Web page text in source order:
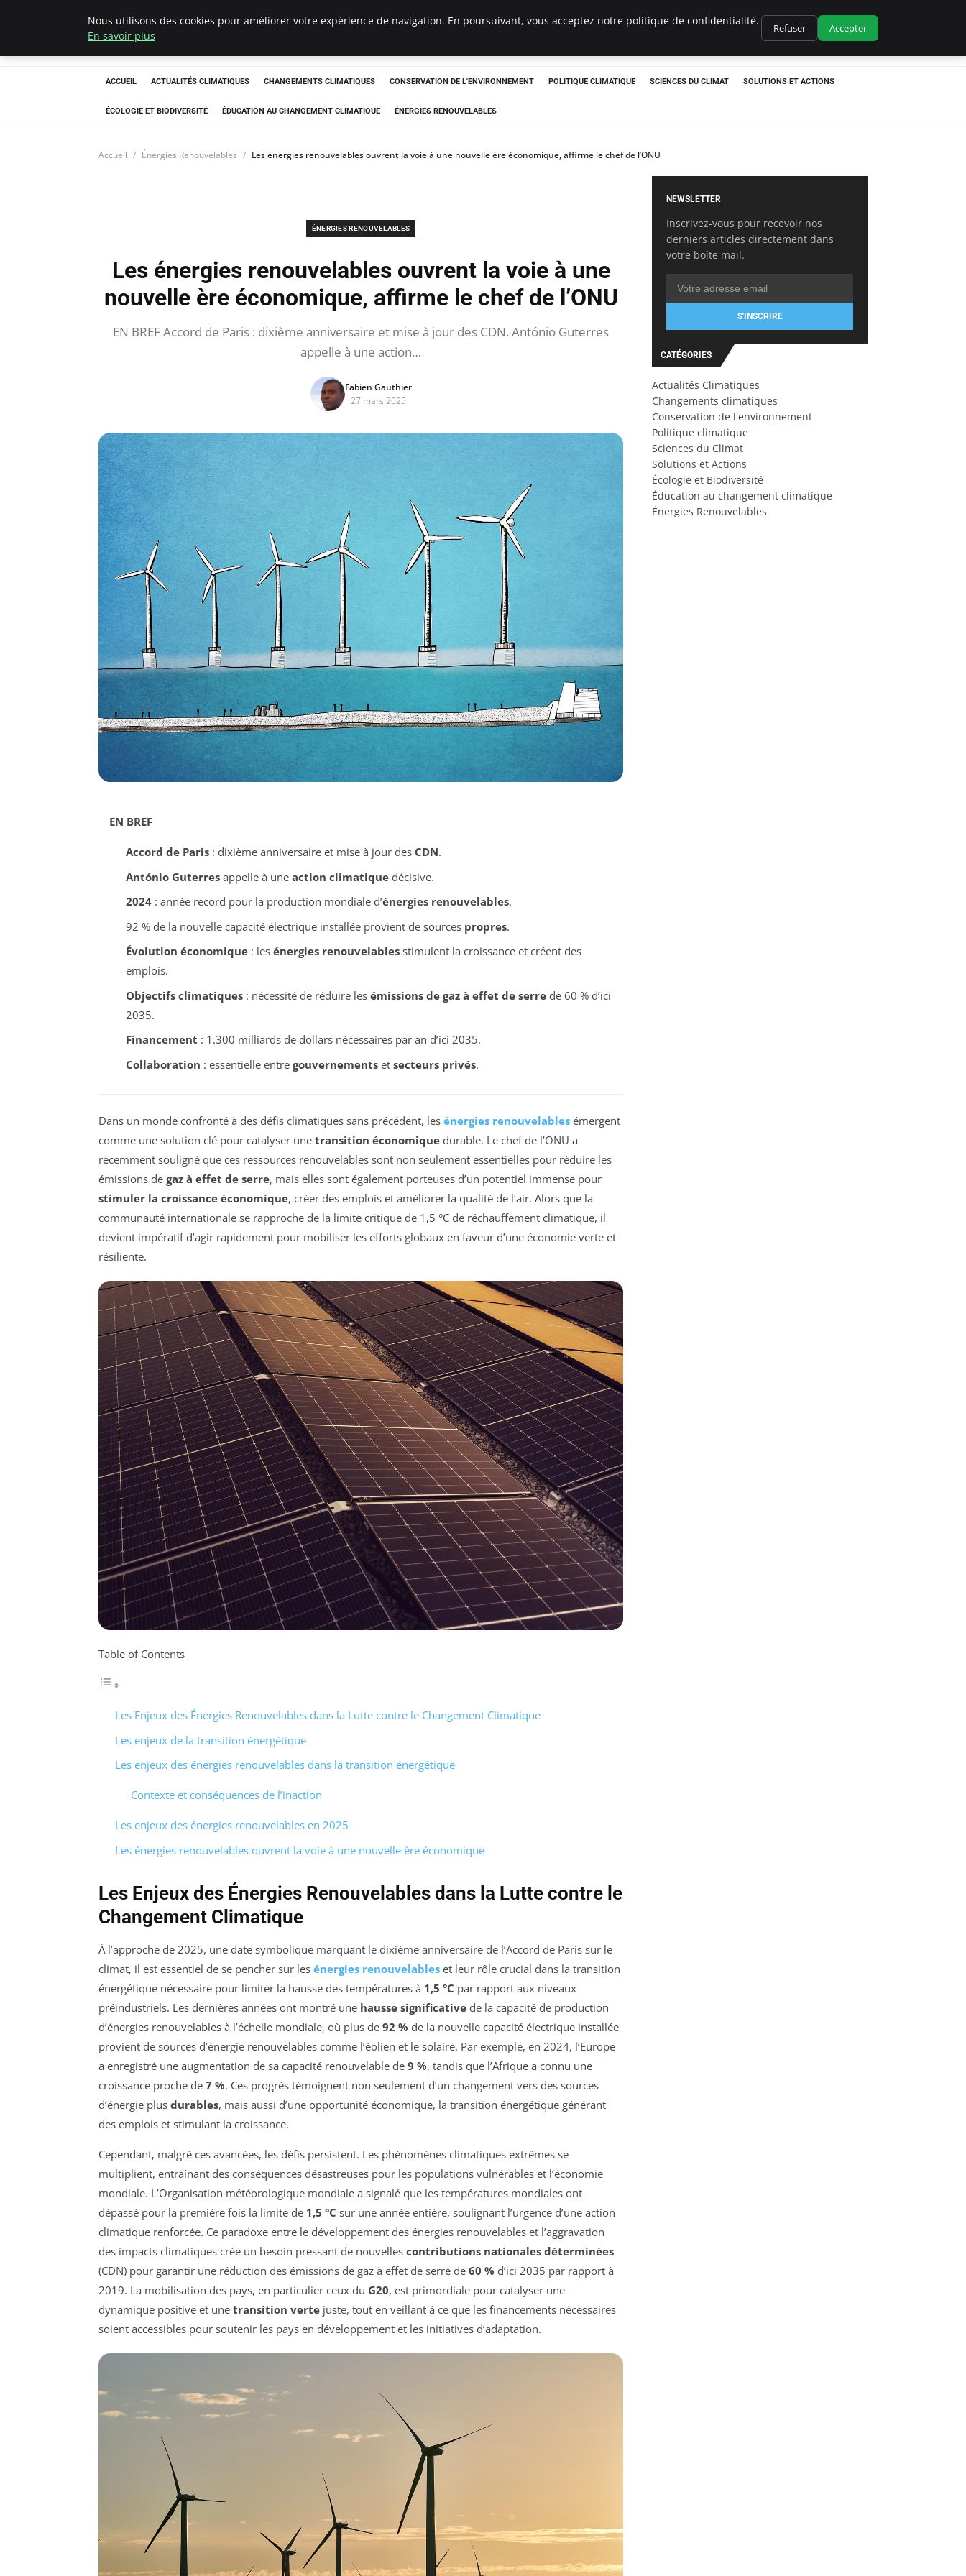
Climatedebtagents
ACCUEIL ACTUALITÉS CLIMATIQUES CHANGEMENTS CLIMATIQUES CONSERVATION DE L'ENVIRONNEMENT POLITIQUE CLIMATIQUE SCIENCES DU CLIMAT SOLUTIONS ET ACTIONS
ÉCOLOGIE ET BIODIVERSITÉ ÉDUCATION AU CHANGEMENT CLIMATIQUE ÉNERGIES RENOUVELABLES
Accueil Énergies Renouvelables Les énergies renouvelables ouvrent la voie à une nouvelle ère économique, affirme le chef de l’ONU
ÉNERGIES RENOUVELABLES
Les énergies renouvelables ouvrent la voie à une
nouvelle ère économique, affirme le chef de l’ONU
EN BREF Accord de Paris : dixième anniversaire et mise à jour des CDN. António Guterres
appelle à une action…
Fabien Gauthier
27 mars 2025
EN BREF
Accord de Paris: dixième anniversaire et mise à jour des CDN.
António Guterresappelle à une action climatiquedécisive.
2024: année record pour la production mondiale d’énergies renouvelables.
92 % de la nouvelle capacité électrique installée provient de sources propres.
Évolution économique: les énergies renouvelablesstimulent la croissance et créent des
emplois.
Objectifs climatiques: nécessité de réduire les émissions de gaz à effet de serrede 60 % d’ici
2035.
Financement : 1.300 milliards de dollars nécessaires par an d’ici 2035.
Collaboration : essentielle entre gouvernementset secteurs privés.
Dans un monde confronté à des défis climatiques sans précédent, les énergies renouvelables émergent
comme une solution clé pour catalyser une transition économique durable. Le chef de l’ONU a
récemment souligné que ces ressources renouvelables sont non seulement essentielles pour réduire les
émissions de gaz à effet de serre, mais elles sont également porteuses d’un potentiel immense pour
stimuler la croissance économique, créer des emplois et améliorer la qualité de l’air. Alors que la
communauté internationale se rapproche de la limite critique de 1,5 °C de réchauffement climatique, il
devient impératif d’agir rapidement pour mobiliser les efforts globaux en faveur d’une économie verte et
résiliente.
Table of Contents
Les Enjeux des Énergies Renouvelables dans la Lutte contre le Changement Climatique
Les enjeux de la transition énergétique
Les enjeux des énergies renouvelables dans la transition énergétique
Contexte et conséquences de l’inaction
Les enjeux des énergies renouvelables en 2025
Les énergies renouvelables ouvrent la voie à une nouvelle ère économique
Les Enjeux des Énergies Renouvelables dans la Lutte contre le
Changement Climatique
À l’approche de 2025, une date symbolique marquant le dixième anniversaire de l’Accord de Paris sur le
climat, il est essentiel de se pencher sur les énergies renouvelables et leur rôle crucial dans la transition
énergétique nécessaire pour limiter la hausse des températures à 1,5 °C par rapport aux niveaux
préindustriels. Les dernières années ont montré une hausse significative de la capacité de production
d’énergies renouvelables à l’échelle mondiale, où plus de 92 % de la nouvelle capacité électrique installée
provient de sources d’énergie renouvelables comme l’éolien et le solaire. Par exemple, en 2024, l’Europe
a enregistré une augmentation de sa capacité renouvelable de 9 %, tandis que l’Afrique a connu une
croissance proche de 7 %. Ces progrès témoignent non seulement d’un changement vers des sources
d’énergie plus durables, mais aussi d’une opportunité économique, la transition énergétique générant
des emplois et stimulant la croissance.
Cependant, malgré ces avancées, les défis persistent. Les phénomènes climatiques extrêmes se
multiplient, entraînant des conséquences désastreuses pour les populations vulnérables et l’économie
mondiale. L’Organisation météorologique mondiale a signalé que les températures mondiales ont
dépassé pour la première fois la limite de 1,5 °C sur une année entière, soulignant l’urgence d’une action
climatique renforcée. Ce paradoxe entre le développement des énergies renouvelables et l’aggravation
des impacts climatiques crée un besoin pressant de nouvelles contributions nationales déterminées
(CDN) pour garantir une réduction des émissions de gaz à effet de serre de 60 % d’ici 2035 par rapport à
2019. La mobilisation des pays, en particulier ceux du G20, est primordiale pour catalyser une
dynamique positive et une transition verte juste, tout en veillant à ce que les financements nécessaires
soient accessibles pour soutenir les pays en développement et les initiatives d’adaptation.
NEWSLETTER
Inscrivez-vous pour recevoir nos
derniers articles directement dans
votre boîte mail.
S'INSCRIRE
CATÉGORIES
Actualités Climatiques
Changements climatiques
Conservation de l'environnement
Politique climatique
Sciences du Climat
Solutions et Actions
Écologie et Biodiversité
Éducation au changement climatique
Énergies Renouvelables
Nous utilisons des cookies pour améliorer votre expérience de navigation. En poursuivant, vous acceptez notre politique de confidentialité.
En savoir plus
Refuser Accepter